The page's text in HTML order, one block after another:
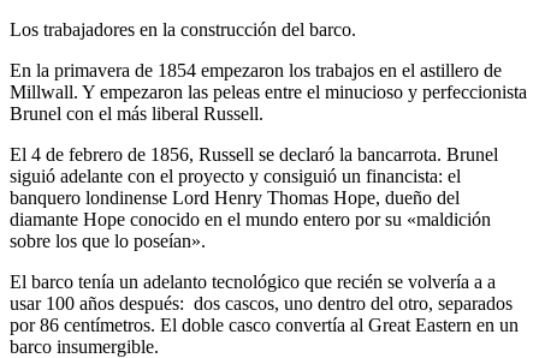
Los trabajadores en la construcción del barco.
En la primavera de 1854 empezaron los trabajos en el astillero de
Millwall. Y empezaron las peleas entre el minucioso y perfeccionista
Brunel con el más liberal Russell.
El 4 de febrero de 1856, Russell se declaró la bancarrota. Brunel
siguió adelante con el proyecto y consiguió un financista: el
banquero londinense Lord Henry Thomas Hope, dueño del
diamante Hope conocido en el mundo entero por su «maldición
sobre los que lo poseían».
El barco tenía un adelanto tecnológico que recién se volvería a a
usar 100 años después: dos cascos, uno dentro del otro, separados
por 86 centímetros. El doble casco convertía al Great Eastern en un
barco insumergible.